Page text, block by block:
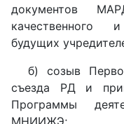
документов
качественного
будущих
б) созыв
съезда РД и
Программы
МНИИЖЭ;